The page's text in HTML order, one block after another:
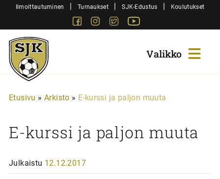
SiirryIlmoittautuminen | Turnaukset | SJK-Edustus | Koulutukset
FacebookInstagram
Twitter
Sjk-
Juniorit
Etusivu » Arkisto » E-kurssi ja paljon muuta
E-kurssi ja paljon muuta
Julkaistu 12.12.2017